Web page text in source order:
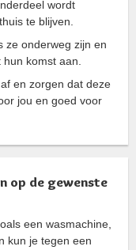
wordt
te blijven.
ze onderweg zijn en
komst aan.
en zorgen dat deze
jou en goed voor
op de gewenste
een wasmachine,
kun je tegen een